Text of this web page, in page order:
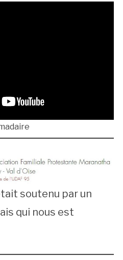
soutenu par un
qui nous est